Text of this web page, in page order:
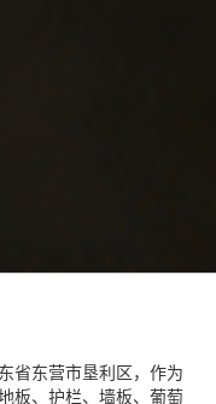
省东营市垦利区，作为
板、护栏、墙板、葡萄